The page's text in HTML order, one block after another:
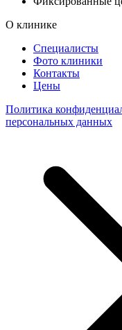
О клинике
Специалисты
Фото клиники
Контакты
Цены
Политика
персональных данных